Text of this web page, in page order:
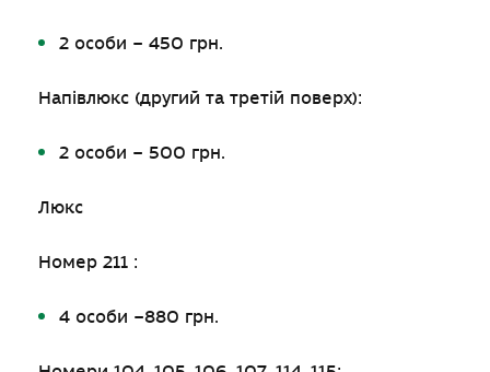
2 особи – 450 грн.
Напівлюкс (другий та третій поверх):
2 особи – 500 грн.
Люкс
Номер 211 :
4 особи –880 грн.